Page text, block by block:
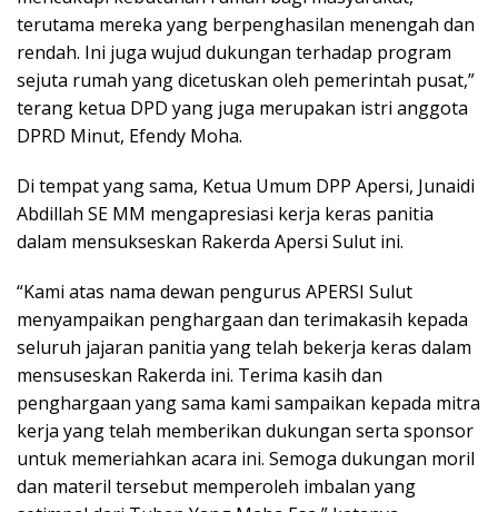
terutama mereka yang berpenghasilan menengah dan
rendah. Ini juga wujud dukungan terhadap program
sejuta rumah yang dicetuskan oleh pemerintah pusat,”
terang ketua DPD yang juga merupakan istri anggota
DPRD Minut, Efendy Moha.
Di tempat yang sama, Ketua Umum DPP Apersi, Junaidi
Abdillah SE MM mengapresiasi kerja keras panitia
dalam mensukseskan Rakerda Apersi Sulut ini.
“Kami atas nama dewan pengurus APERSI Sulut
menyampaikan penghargaan dan terimakasih kepada
seluruh jajaran panitia yang telah bekerja keras dalam
mensuseskan Rakerda ini. Terima kasih dan
penghargaan yang sama kami sampaikan kepada mitra
kerja yang telah memberikan dukungan serta sponsor
untuk memeriahkan acara ini. Semoga dukungan moril
dan materil tersebut memperoleh imbalan yang